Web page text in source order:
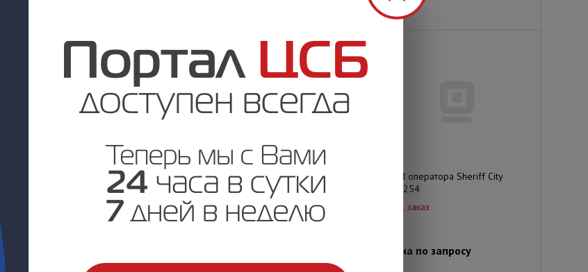
АРМ Оператора Sheriff Town
АРМ Оператора Sheriff Town
69124
Под заказ
АРМ оператора Sheriff City
757254
Под заказ
Цена по запросу